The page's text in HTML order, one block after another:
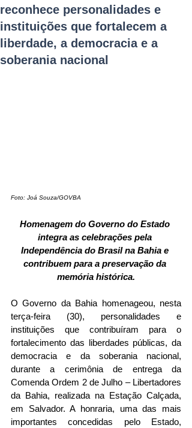
reconhece personalidades e
instituições que fortalecem a
liberdade, a democracia e a
soberania nacional
Foto: Joá Souza/GOVBA
Homenagem do Governo do Estado
integra as celebrações pela
Independência do Brasil na Bahia e
contribuem para a preservação da
memória histórica.
O Governo da Bahia homenageou, nesta
terça-feira (30), personalidades e
instituições que contribuíram para o
fortalecimento das liberdades públicas, da
democracia e da soberania nacional,
durante a cerimônia de entrega da
Comenda Ordem 2 de Julho – Libertadores
da Bahia, realizada na Estação Calçada,
em Salvador. A honraria, uma das mais
importantes concedidas pelo Estado,